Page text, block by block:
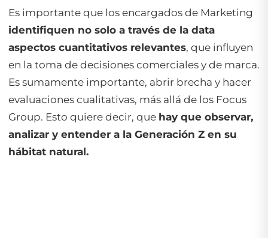
Es importante que los encargados de Marketing
identifiquen no solo a través de la data
aspectos cuantitativos relevantes, que influyen
en la toma de decisiones comerciales y de marca.
Es sumamente importante, abrir brecha y hacer
evaluaciones cualitativas, más allá de los Focus
Group. Esto quiere decir, que hay que observar,
analizar y entender a la Generación Z en su
hábitat natural.